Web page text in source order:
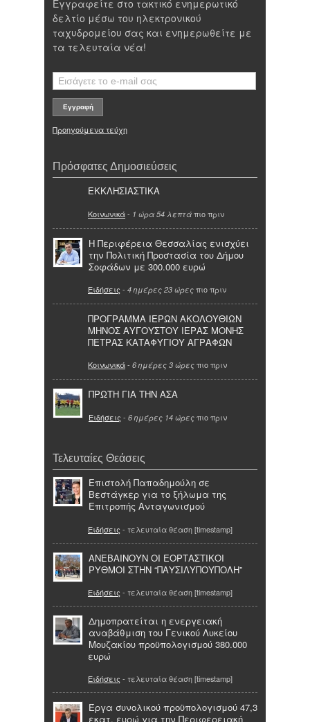
Εγγραφείτε στο τακτικό ενημερωτικό
δελτίο μέσω του ηλεκτρονικού
ταχυδρομείου σας και ενημερωθείτε με
τα τελευταία νέα!
Προηγούμενα τεύχη
Πρόσφατες Δημοσιεύσεις
ΕΚΚΛΗΣΙΑΣΤΙΚΑ
Κοινωνικά- 1 ώρα 54 λεπτά πιο πριν
Η Περιφέρεια Θεσσαλίας ενισχύει
την Πολιτική Προστασία του Δήμου
Σοφάδων με 300.000 ευρώ
Ειδήσεις - 4 ημέρες 23 ώρες πιο πριν
ΠΡΟΓΡΑΜΜΑ ΙΕΡΩΝ ΑΚΟΛΟΥΘΙΩΝ
ΜΗΝΟΣ ΑΥΓΟΥΣΤΟΥ ΙΕΡΑΣ ΜΟΝΗΣ
ΠΕΤΡΑΣ ΚΑΤΑΦΥΓΙΟΥ ΑΓΡΑΦΩΝ
Κοινωνικά- 6 ημέρες 3 ώρες πιο πριν
ΠΡΩΤΗ ΓΙΑ ΤΗΝ ΑΣΑ
Ειδήσεις - 6 ημέρες 14 ώρες πιο πριν
Τελευταίες Θεάσεις
Επιστολή Παπαδημούλη σε
Βεστάγκερ για το ξήλωμα της
Επιτροπής Ανταγωνισμού
Ειδήσεις - τελευταία θέαση [timestamp]
ΑΝΕΒΑΙΝΟΥΝ ΟΙ ΕΟΡΤΑΣΤΙΚΟΙ
ΡΥΘΜΟΙ ΣΤΗΝ “ΠΑΥΣΙΛΥΠΟΥΠΟΛΗ”
Ειδήσεις - τελευταία θέαση [timestamp]
Δημοπρατείται η ενεργειακή
αναβάθμιση του Γενικού Λυκείου
Μουζακίου προϋπολογισμού 380.000
ευρώ
Ειδήσεις - τελευταία θέαση [timestamp]
Έργα συνολικού προϋπολογισμού 47,3
εκατ. ευρώ για την Περιφερειακή